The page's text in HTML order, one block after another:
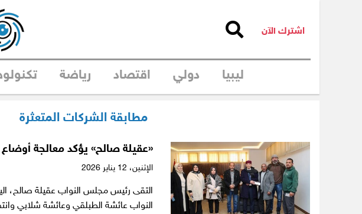
اشترك الآن
ليبيا دولي اقتصاد رياضة
مطابقة الشركات المتعثرة
«عقيلة صالح» يؤكد معالجة
الإثنين،
التقى رئيس مجلس النواب عقيلة صالح،
النواب عائشة الطبلقي وعائشة شلابي